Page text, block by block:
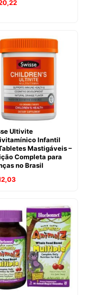
Ultivite
Infantil
Mastigáveis –
Completa para
no Brasil